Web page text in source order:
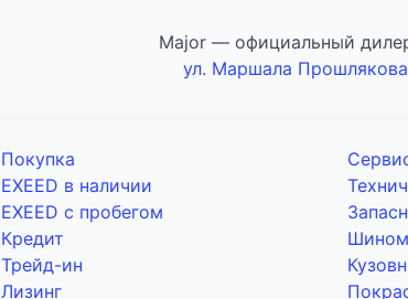
Major — официальный
ул. Маршала
Покупка
EXEED в наличии
EXEED с пробегом
Кредит
Трейд-ин
Лизинг